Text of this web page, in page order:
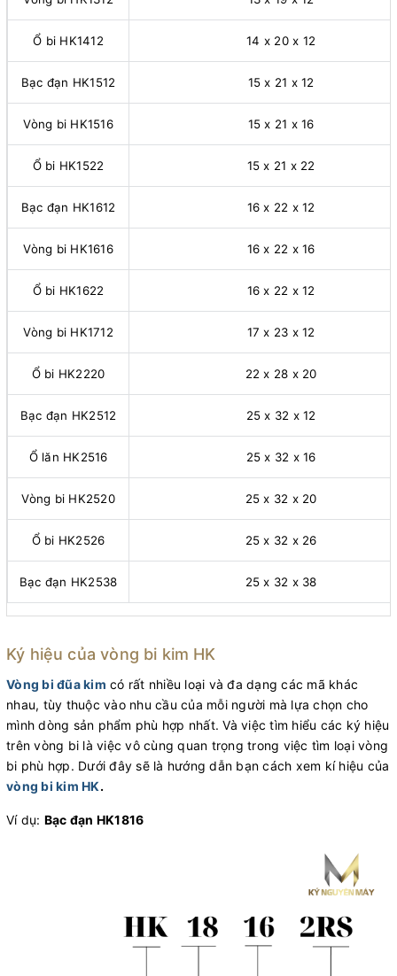
Ổ bi HK1412 14 x 20 x 12
Bạc đạn HK1512 15 x 21 x 12
Vòng bi HK1516 15 x 21 x 16
Ổ bi HK1522 15 x 21 x 22
Bạc đạn HK1612 16 x 22 x 12
Vòng bi HK1616 16 x 22 x 16
Ổ bi HK1622 16 x 22 x 12
Vòng bi HK1712 17 x 23 x 12
Ổ bi HK2220 22 x 28 x 20
Bạc đạn HK2512 25 x 32 x 12
Ổ lăn HK2516 25 x 32 x 16
Vòng bi HK2520 25 x 32 x 20
Ổ bi HK2526 25 x 32 x 26
Bạc đạn HK2538 25 x 32 x 38
Ký hiệu của vòng bi kim HK
Vòng bi đũa kim có rất nhiều loại và đa dạng các mã khác
nhau, tùy thuộc vào nhu cầu của mỗi người mà lựa chọn cho
mình dòng sản phẩm phù hợp nhất. Và việc tìm hiểu các ký hiệu
trên vòng bi là việc vô cùng quan trọng trong việc tìm loại vòng
bi phù hợp. Dưới đây sẽ là hướng dẫn bạn cách xem kí hiệu của
vòng bi kim HK.
Ví dụ: Bạc đạn HK1816